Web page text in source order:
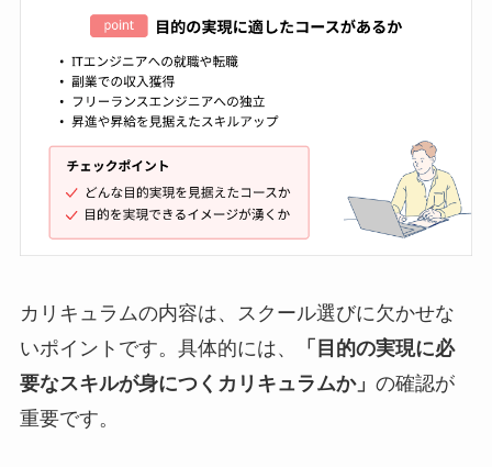
カリキュラムの内容は、スクール選びに欠かせな
いポイントです。具体的には、
「目的の実現に必
要なスキルが身につくカリキュラムか」 の確認が
重要です。